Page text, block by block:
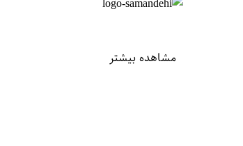
مشاهده بیشتر